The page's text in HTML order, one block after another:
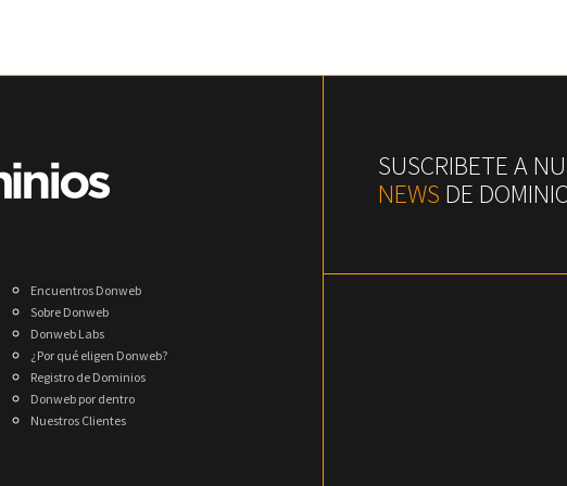
Encuentros Donweb
Sobre Donweb
Donweb Labs
¿Por qué eligen Donweb?
Registro de Dominios
Donweb por dentro
Nuestros Clientes
SUSCRIBETE A
NEWS DE